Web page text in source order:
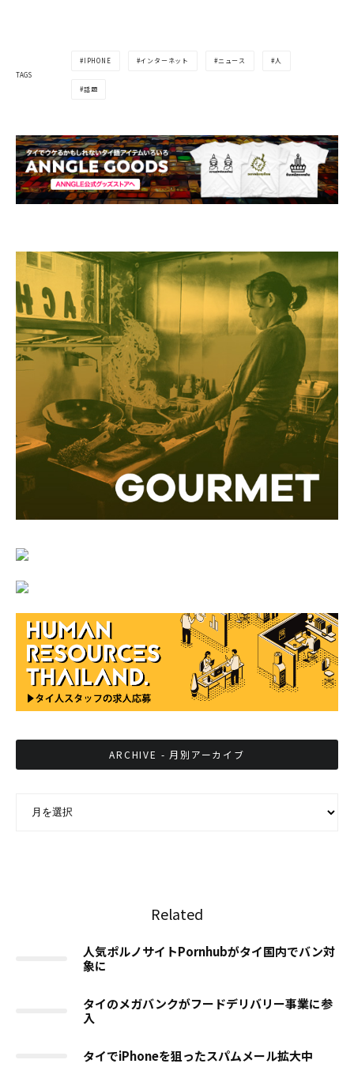
TAGS
IPHONE インターネット ニュース 人
話題
ARCHIVE - 月別アーカイブ
Related
人気ポルノサイトPornhubがタイ国内でバン対
象に
タイのメガバンクがフードデリバリー事業に参
入
タイでiPhoneを狙ったスパムメール拡大中